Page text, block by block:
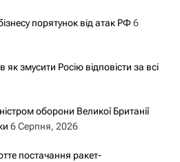
порятунок від атак РФ6
змусити Росію відповісти за всі
оборони Великої Британії
6 Серпня, 2026
постачання ракет-